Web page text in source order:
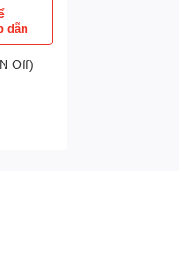
dẫn
Off)